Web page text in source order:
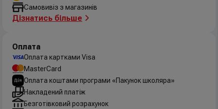
Самовивіз з магазинів
Дізнатись більше
Оплата
Оплата картками Visa
MasterCard
Оплата коштами програми «Пакунок школяра»
Накладений платіж
Безготівковий розрахунок